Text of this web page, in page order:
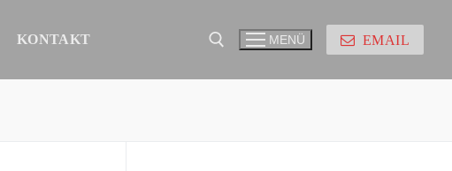
KONTAKT MENÜ EMAIL